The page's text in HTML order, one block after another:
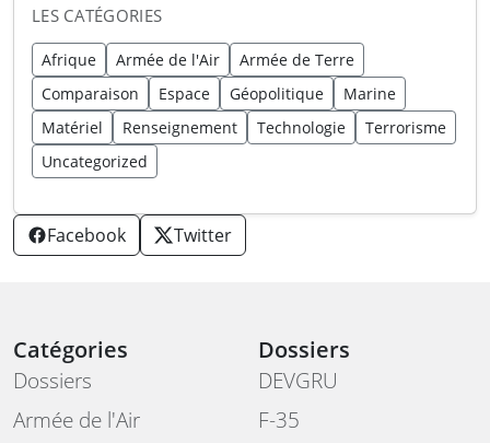
LES CATÉGORIES
Afrique Armée de l'Air
Armée de Terre
Comparaison
Espace Géopolitique
Marine
Matériel
Renseignement Technologie
Terrorisme
Uncategorized
Facebook Twitter
Catégories
Dossiers
Armée de l'Air
Dossiers
DEVGRU
F-35